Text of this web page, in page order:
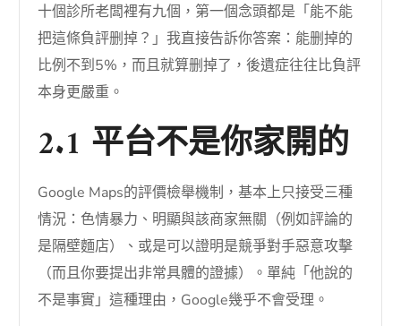
十個診所老闆裡有九個，第一個念頭都是「能不能
把這條負評删掉？」我直接告訴你答案：能删掉的
比例不到5%，而且就算删掉了，後遺症往往比負評
本身更嚴重。
2.1 平台不是你家開的
Google Maps的評價檢舉機制，基本上只接受三種
情況：色情暴力、明顯與該商家無關（例如評論的
是隔壁麵店）、或是可以證明是競爭對手惡意攻擊
（而且你要提出非常具體的證據）。單純「他說的
不是事實」這種理由，Google幾乎不會受理。